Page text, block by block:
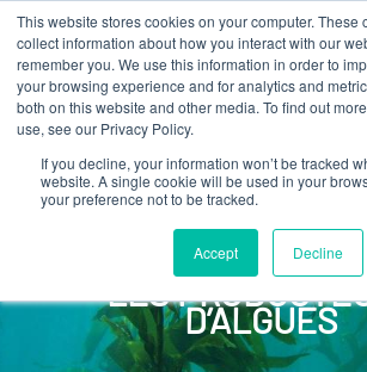
This website stores cookies on your computer. These
collect information about how you interact with our
remember you. We use this information in order to
your browsing experience and for analytics and
both on this website and other media. To find out
use, see our Privacy Policy.
If you decline, your information won’t be tracked
website. A single cookie will be used in your
your preference not to be tracked.
Accept Decline
LES
D’ALGUES